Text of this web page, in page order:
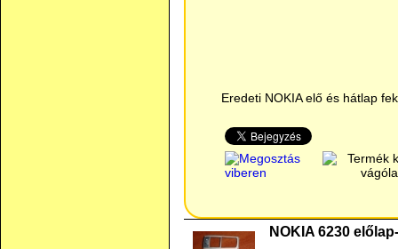
Eredeti NOKIA elő és hátlap
NOKIA 6230